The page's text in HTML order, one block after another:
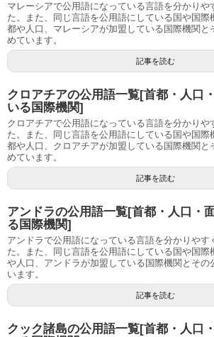
マレーシアで公用語になっている言語を分かりや
た。また、同じ言語を公用語にしている国や国際
都や人口、マレーシアが加盟している国際機関と
めています。
記事を読む
クロアチアの公用語一覧[首都・人口
いる国際機関]
クロアチアで公用語になっている言語を分かりや
た。また、同じ言語を公用語にしている国や国際
都や人口、クロアチアが加盟している国際機関と
めています。
記事を読む
アンドラの公用語一覧[首都・人口・
る国際機関]
アンドラで公用語になっている言語を分かりやす
た。また、同じ言語を公用語にしている国や国際
や人口、アンドラが加盟している国際機関とその
います。
記事を読む
クック諸島の公用語一覧[首都・人口